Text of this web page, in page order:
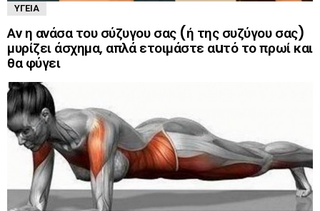
ΥΓΕΊΑ
Αν η ανάσα του σύζυγου σας (ή της συζύγου σας)
μυρίζει άσχημα, απλά ετοιμάστε αuτό το πρωί και
θα φύγει